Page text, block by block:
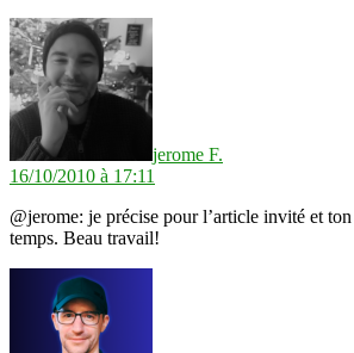
jerome F.
16/10/2010 à 17:11
@jerome: je précise pour l’article invité et
temps. Beau travail!